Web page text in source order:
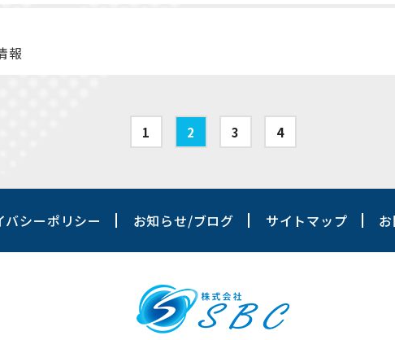
報
1 2 3 4
バシーポリシー お知らせ/ブログ サイトマップ